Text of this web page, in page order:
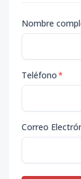
Nombre
Teléfono*
Correo